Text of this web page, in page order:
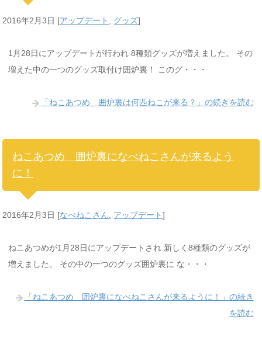
2016年2月3日 [アップデート , グッズ]
1月28日にアップデートが行われ 8種類グッズが増えました。 その
増えた中の一つのグッズ取付け囲炉裏！ このグ・・・
「ねこあつめ 囲炉裏は何匹ねこが来る？」の続きを読む
ねこあつめ 囲炉裏になべねこさんが来るよう
に！
2016年2月3日 [なべねこさん アップデート]
ねこあつめが1月28日にアップデートされ 新しく8種類のグッズが
増えました。 その中の一つのグッズ囲炉裏に な・・・
「ねこあつめ 囲炉裏になべねこさんが来るように！」の続き
を読む